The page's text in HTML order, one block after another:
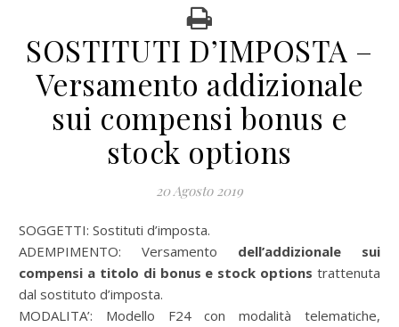
SOSTITUTI D’IMPOSTA –
Versamento addizionale
sui compensi bonus e
stock options
20 Agosto 2019
SOGGETTI: Sostituti d’imposta.
ADEMPIMENTO: Versamento dell’addizionale sui
compensi a titolo di bonus e stock options trattenuta
dal sostituto d’imposta.
MODALITA’: Modello F24 con modalità telematiche,